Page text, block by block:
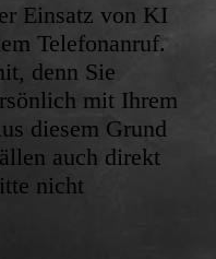
Einsatz von KI
Telefonanruf.
denn Sie
mit Ihrem
diesem Grund
auch direkt
nicht